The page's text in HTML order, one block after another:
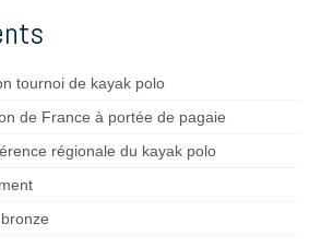
tournoi de kayak polo
de France à portée de pagaie
régionale du kayak polo